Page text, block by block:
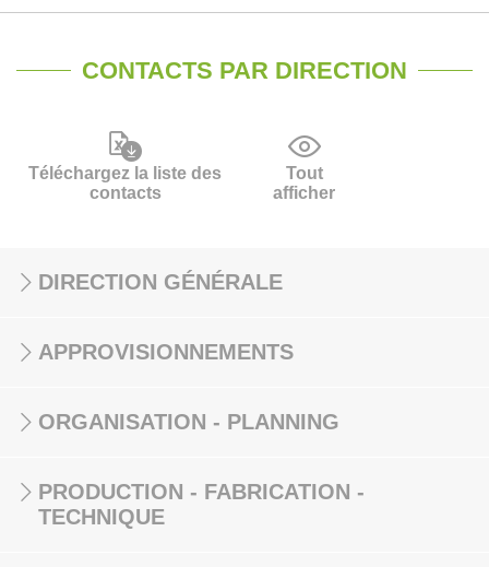
CONTACTS PAR DIRECTION
Téléchargez la liste des
contacts
Tout
afficher
DIRECTION GÉNÉRALE
APPROVISIONNEMENTS
ORGANISATION - PLANNING
PRODUCTION - FABRICATION -
TECHNIQUE